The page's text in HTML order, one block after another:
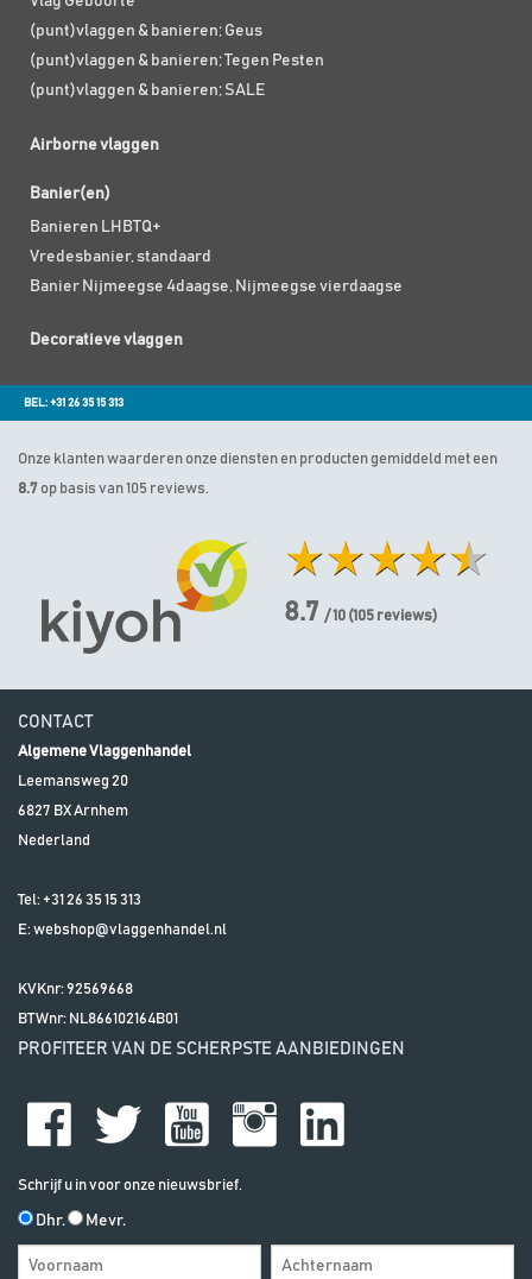
(punt)vlaggen & banieren; Geus
(punt)vlaggen & banieren; Tegen Pesten
(punt)vlaggen & banieren; SALE
Airborne vlaggen
Banier(en)
Banieren LHBTQ+
Vredesbanier, standaard
Banier Nijmeegse 4daagse, Nijmeegse vierdaagse
Decoratieve vlaggen
BEL: +31 26 35 15 313
Onze klanten waarderen onze diensten en producten gemiddeld met een
8.7 op basis van 105 reviews.
8.7 / 10 (105 reviews)
CONTACT
Algemene Vlaggenhandel
Leemansweg 20
6827 BXArnhem
Nederland
Tel: +31 26 35 15 313
E:webshop@vlaggenhandel.nl
KVKnr: 92569668
BTWnr: NL866102164B01
PROFITEER VAN DE SCHERPSTE AANBIEDINGEN
Schrijf u in voor onze nieuwsbrief.
Dhr. Mevr.